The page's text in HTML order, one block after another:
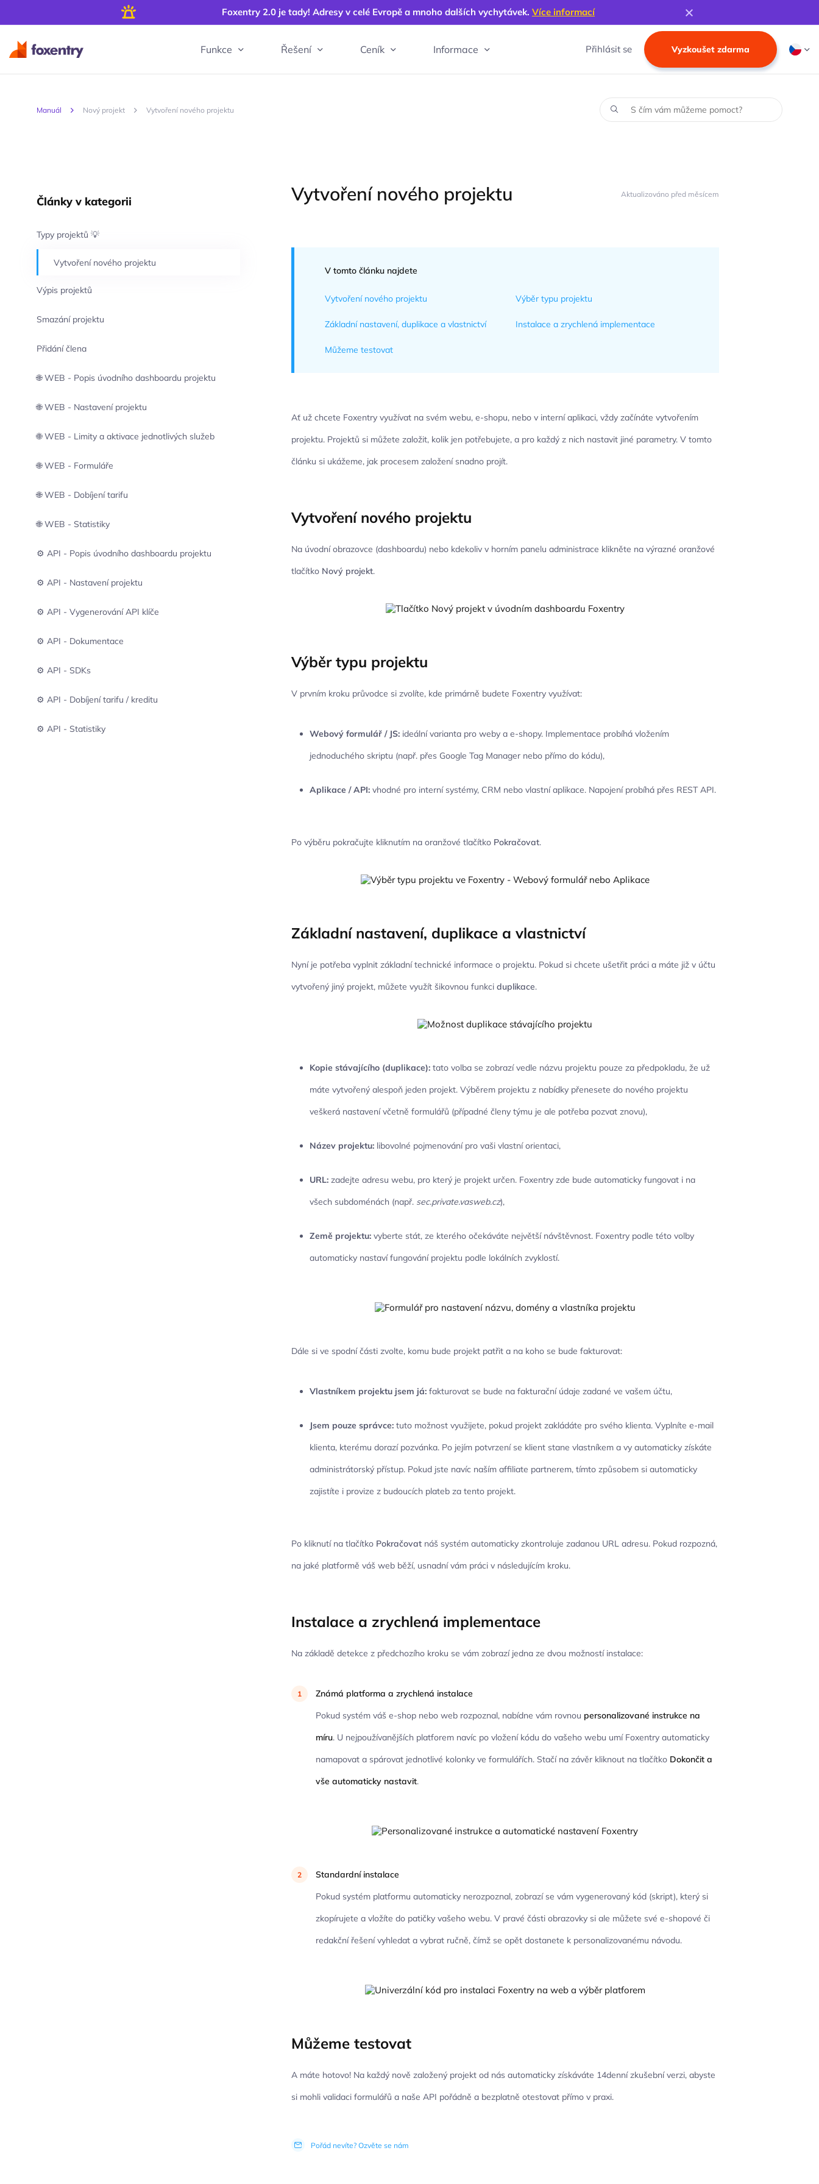
Foxentry 2.0 je tady! Adresy v celé Evropě a mnoho dalších vychytávek. Více informací
Funkce Řešení Ceník Informace Přihlásit se Vyzkoušet zdarma
Manuál Nový projekt Vytvoření nového projektu
Články v kategorii
Typy projektů 💡
Vytvoření nového projektu
Výpis projektů
Smazání projektu
Přidání člena
🌐 WEB - Popis úvodního dashboardu projektu
🌐 WEB - Nastavení projektu
🌐 WEB - Limity a aktivace jednotlivých služeb
🌐 WEB - Formuláře
🌐 WEB - Dobíjení tarifu
🌐 WEB - Statistiky
⚙️ API - Popis úvodního dashboardu projektu
⚙️ API - Nastavení projektu
⚙️ API - Vygenerování API klíče
⚙️ API - Dokumentace
⚙️ API - SDKs
⚙️ API - Dobíjení tarifu / kreditu
⚙️ API - Statistiky
Vytvoření nového projektu Aktualizováno před měsícem
V tomto článku najdete
Vytvoření nového projektu Výběr typu projektu
Základní nastavení, duplikace a vlastnictví Instalace a zrychlená implementace
Můžeme testovat
Ať už chcete Foxentry využívat na svém webu, e-shopu, nebo v interní aplikaci, vždy začínáte vytvořením
projektu. Projektů si můžete založit, kolik jen potřebujete, a pro každý z nich nastavit jiné parametry. V tomto
článku si ukážeme, jak procesem založení snadno projít.
Vytvoření nového projektu
Na úvodní obrazovce (dashboardu) nebo kdekoliv v horním panelu administrace klikněte na výrazné oranžové
tlačítko Nový projekt.
Výběr typu projektu
V prvním kroku průvodce si zvolíte, kde primárně budete Foxentry využívat:
Webový formulář / JS: ideální varianta pro weby a e-shopy. Implementace probíhá vložením
jednoduchého skriptu (např. přes Google Tag Manager nebo přímo do kódu),
Aplikace / API: vhodné pro interní systémy, CRM nebo vlastní aplikace. Napojení probíhá přes REST API.
Po výběru pokračujte kliknutím na oranžové tlačítko Pokračovat.
Základní nastavení, duplikace a vlastnictví
Nyní je potřeba vyplnit základní technické informace o projektu. Pokud si chcete ušetřit práci a máte již v účtu
vytvořený jiný projekt, můžete využít šikovnou funkci duplikace.
Kopie stávajícího (duplikace): tato volba se zobrazí vedle názvu projektu pouze za předpokladu, že už
máte vytvořený alespoň jeden projekt. Výběrem projektu z nabídky přenesete do nového projektu
veškerá nastavení včetně formulářů (případné členy týmu je ale potřeba pozvat znovu),
Název projektu: libovolné pojmenování pro vaši vlastní orientaci,
URL: zadejte adresu webu, pro který je projekt určen. Foxentry zde bude automaticky fungovat i na
všech subdoménách (např. sec.private.vasweb.cz),
Země projektu: vyberte stát, ze kterého očekáváte největší návštěvnost. Foxentry podle této volby
automaticky nastaví fungování projektu podle lokálních zvyklostí.
Dále si ve spodní části zvolte, komu bude projekt patřit a na koho se bude fakturovat:
Vlastníkem projektu jsem já: fakturovat se bude na fakturační údaje zadané ve vašem účtu,
Jsem pouze správce: tuto možnost využijete, pokud projekt zakládáte pro svého klienta. Vyplníte e-mail
klienta, kterému dorazí pozvánka. Po jejím potvrzení se klient stane vlastníkem a vy automaticky získáte
administrátorský přístup. Pokud jste navíc naším affiliate partnerem, tímto způsobem si automaticky
zajistíte i provize z budoucích plateb za tento projekt.
Po kliknutí na tlačítko Pokračovat náš systém automaticky zkontroluje zadanou URL adresu. Pokud rozpozná,
na jaké platformě váš web běží, usnadní vám práci v následujícím kroku.
Instalace a zrychlená implementace
Na základě detekce z předchozího kroku se vám zobrazí jedna ze dvou možností instalace:
Známá platforma a zrychlená instalace
Pokud systém váš e-shop nebo web rozpoznal, nabídne vám rovnou personalizované instrukce na
míru. U nejpoužívanějších platforem navíc po vložení kódu do vašeho webu umí Foxentry automaticky
namapovat a spárovat jednotlivé kolonky ve formulářích. Stačí na závěr kliknout na tlačítko Dokončit a
vše automaticky nastavit.
Standardní instalace
Pokud systém platformu automaticky nerozpoznal, zobrazí se vám vygenerovaný kód (skript), který si
zkopírujete a vložíte do patičky vašeho webu. V pravé části obrazovky si ale můžete své e-shopové či
redakční řešení vyhledat a vybrat ručně, čímž se opět dostanete k personalizovanému návodu.
Můžeme testovat
A máte hotovo! Na každý nově založený projekt od nás automaticky získáváte 14denní zkušební verzi, abyste
si mohli validaci formulářů a naše API pořádně a bezplatně otestovat přímo v praxi.
Pořád nevíte? Ozvěte se nám